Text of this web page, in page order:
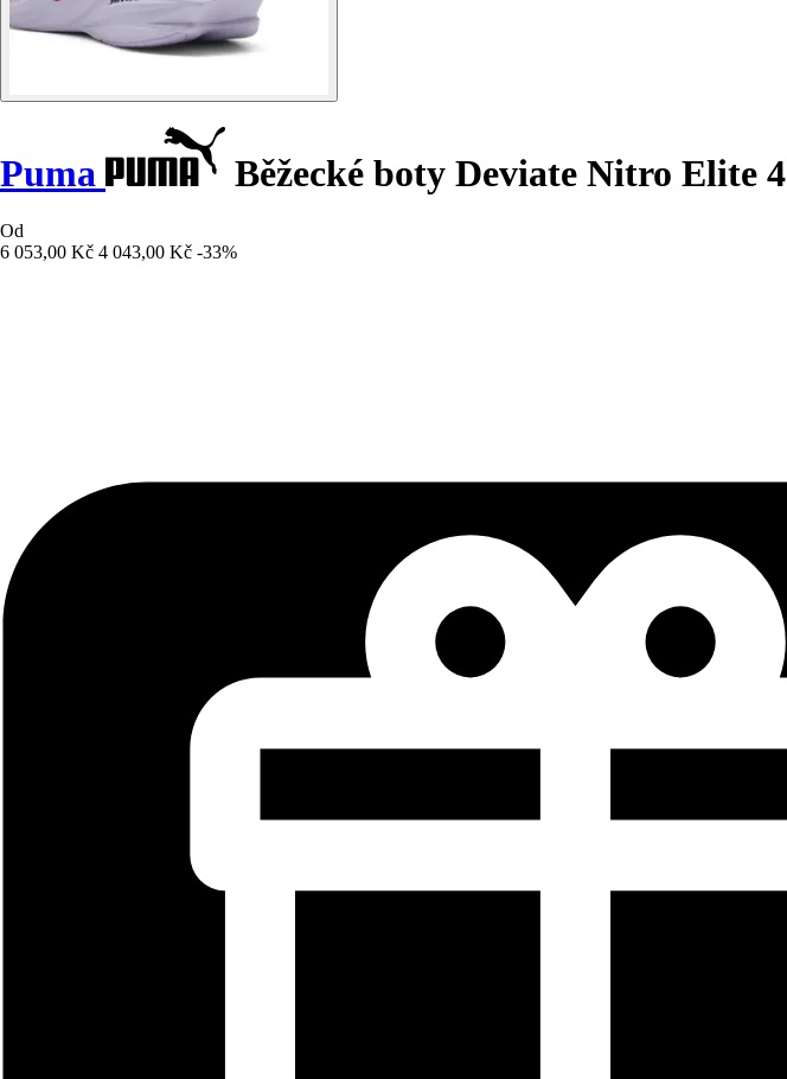
Puma Běžecké boty Deviate Nitro Elite 4
Od
6 053,00 Kč 4 043,00 Kč -33%